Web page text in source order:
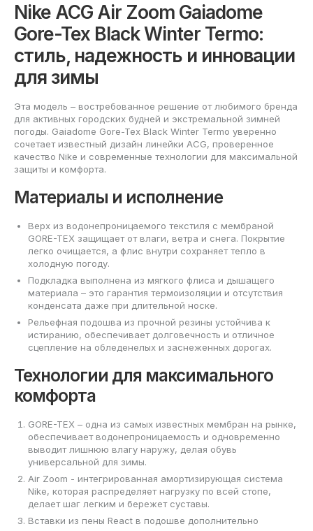
Nike ACG Air Zoom Gaiadome
Gore-Tex Black Winter Termo:
стиль, надежность и инновации
для зимы
Эта модель – востребованное решение от любимого бренда
для активных городских будней и экстремальной зимней
погоды. Gaiadome Gore-Tex Black Winter Termo уверенно
сочетает известный дизайн линейки ACG, проверенное
качество Nike и современные технологии для максимальной
защиты и комфорта.
Материалы и исполнение
Верх из водонепроницаемого текстиля с мембраной
GORE-TEX защищает от влаги, ветра и снега. Покрытие
легко очищается, а флис внутри сохраняет тепло в
холодную погоду.
Подкладка выполнена из мягкого флиса и дышащего
материала – это гарантия термоизоляции и отсутствия
конденсата даже при длительной носке.
Рельефная подошва из прочной резины устойчива к
истиранию, обеспечивает долговечность и отличное
сцепление на обледенелых и заснеженных дорогах.
Технологии для максимального
комфорта
GORE-TEX – одна из самых известных мембран на рынке,
обеспечивает водонепроницаемость и одновременно
выводит лишнюю влагу наружу, делая обувь
универсальной для зимы.
Air Zoom - интегрированная амортизирующая система
Nike, которая распределяет нагрузку по всей стопе,
делает шаг легким и бережет суставы.
Вставки из пены React в подошве дополнительно